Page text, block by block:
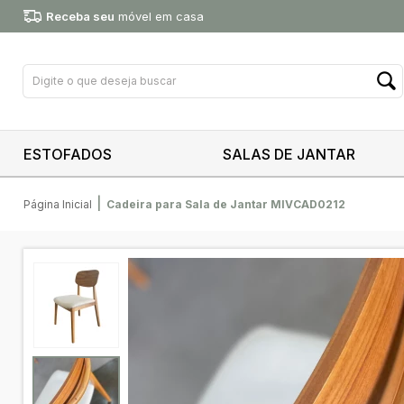
Receba seu móvel em casa
ESTOFADOS SALAS DE JANTAR
Página Inicial Cadeira para Sala de Jantar MIVCAD0212